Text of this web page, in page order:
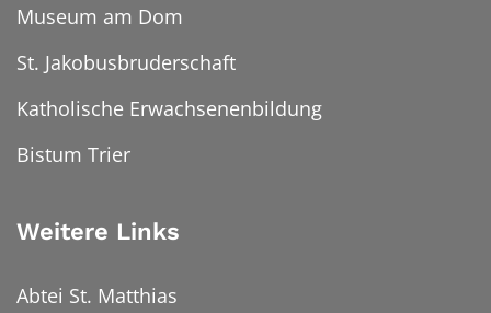
Museum am Dom
St. Jakobusbruderschaft
Katholische Erwachsenenbildung
Bistum Trier
Weitere Links
Abtei St. Matthias